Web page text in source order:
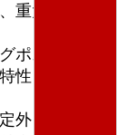
重大な事態
ポストの測
性を考えれ
外という言